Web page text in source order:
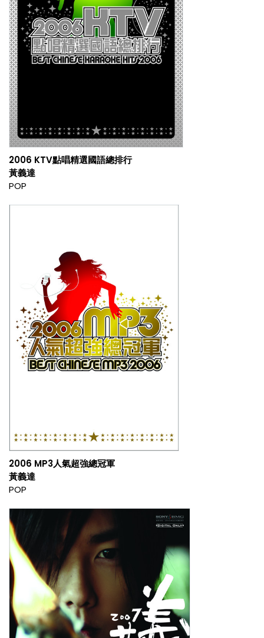
2006 KTV點唱精選國語總排行
黃義達
POP
2006 MP3人氣超強總冠軍
黃義達
POP